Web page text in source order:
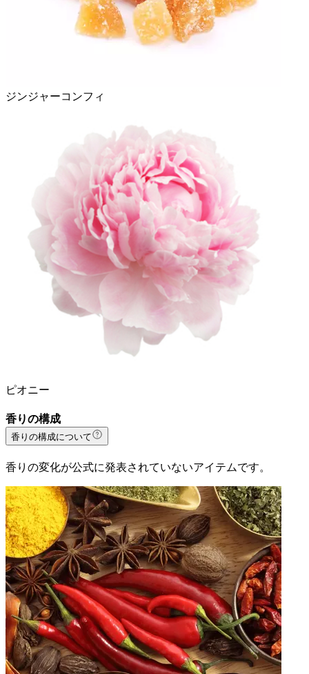
ジンジャーコンフィ
ピオニー
香りの構成
香りの構成について
香りの変化が公式に発表されていないアイテムです。